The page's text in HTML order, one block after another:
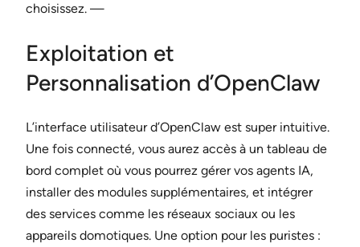
choisissez. —
Exploitation et
Personnalisation d’OpenClaw
L’interface utilisateur d’OpenClaw est super intuitive.
Une fois connecté, vous aurez accès à un tableau de
bord complet où vous pourrez gérer vos agents IA,
installer des modules supplémentaires, et intégrer
des services comme les réseaux sociaux ou les
appareils domotiques. Une option pour les puristes :